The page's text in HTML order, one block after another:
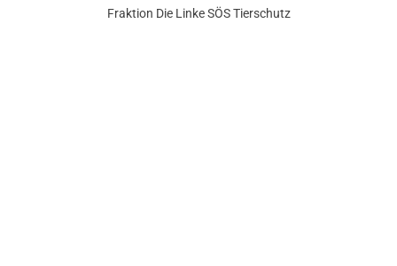
Fraktion Die Linke SÖS Tierschutz